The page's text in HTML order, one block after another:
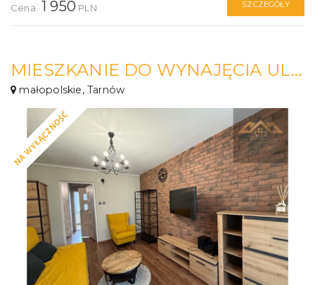
Cena 1 950 PLN SZCZEGÓŁY
MIESZKANIE DO WYNAJĘCIA UL. BITWY POD STUDZIANKAMI.
małopolskie, Tarnów
NA WYŁĄCZNOŚĆ